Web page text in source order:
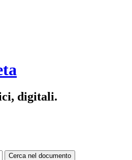
digitali.
Cerca nel documento